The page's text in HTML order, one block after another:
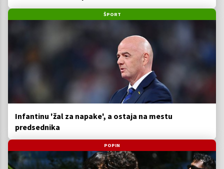
ŠPORT
Infantinu 'žal za napake', a ostaja na mestu
predsednika
POPIN